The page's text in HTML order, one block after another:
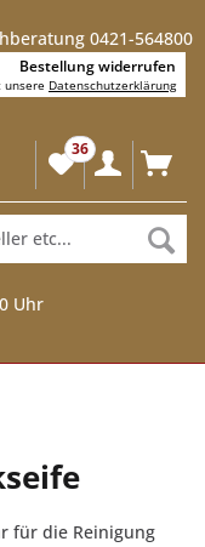
0421-564800
36
Uhr
für die Reinigung
Bestellung widerrufen
unsere Datenschutzerklärung